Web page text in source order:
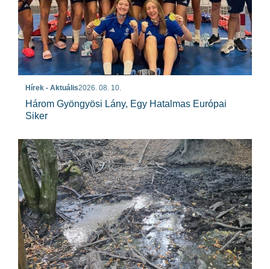
Hírek - Aktuális2026. 08. 10.
Három Gyöngyösi Lány, Egy Hatalmas Európai
Siker